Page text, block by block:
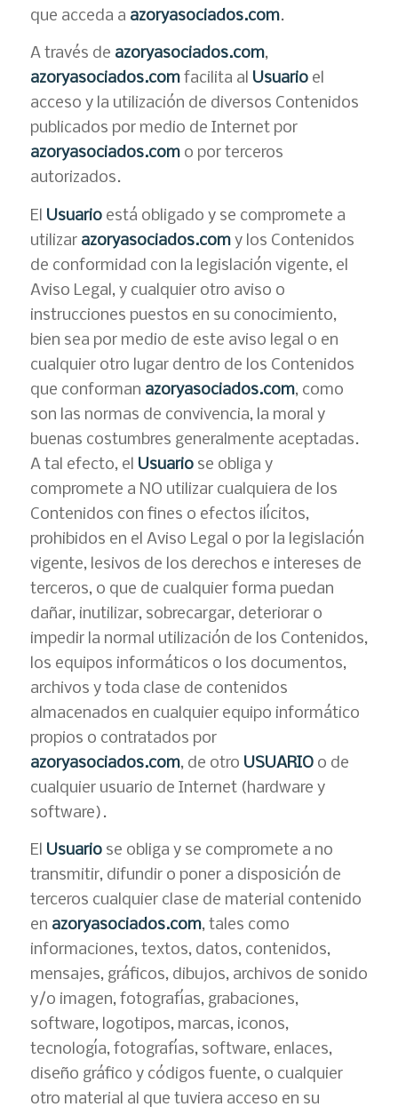
que acceda a azoryasociados.com.
A través de azoryasociados.com,
azoryasociados.com facilita al Usuario el
acceso y la utilización de diversos Contenidos
publicados por medio de Internet por
azoryasociados.com o por terceros
autorizados.
El Usuario está obligado y se compromete a
utilizar azoryasociados.com y los Contenidos
de conformidad con la legislación vigente, el
Aviso Legal, y cualquier otro aviso o
instrucciones puestos en su conocimiento,
bien sea por medio de este aviso legal o en
cualquier otro lugar dentro de los Contenidos
que conforman azoryasociados.com, como
son las normas de convivencia, la moral y
buenas costumbres generalmente aceptadas.
A tal efecto, el Usuario se obliga y
compromete a NO utilizar cualquiera de los
Contenidos con fines o efectos ilícitos,
prohibidos en el Aviso Legal o por la legislación
vigente, lesivos de los derechos e intereses de
terceros, o que de cualquier forma puedan
dañar, inutilizar, sobrecargar, deteriorar o
impedir la normal utilización de los Contenidos,
los equipos informáticos o los documentos,
archivos y toda clase de contenidos
almacenados en cualquier equipo informático
propios o contratados por
azoryasociados.com, de otro USUARIO o de
cualquier usuario de Internet (hardware y
software).
El Usuario se obliga y se compromete a no
transmitir, difundir o poner a disposición de
terceros cualquier clase de material contenido
en azoryasociados.com, tales como
informaciones, textos, datos, contenidos,
mensajes, gráficos, dibujos, archivos de sonido
y/o imagen, fotografías, grabaciones,
software, logotipos, marcas, iconos,
tecnología, fotografías, software, enlaces,
diseño gráfico y códigos fuente, o cualquier
otro material al que tuviera acceso en su